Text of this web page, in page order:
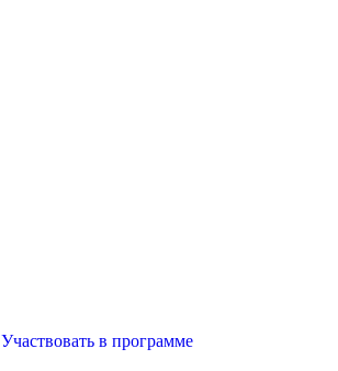
Участвовать в программе